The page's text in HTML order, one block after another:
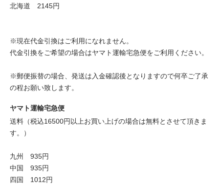
北海道 2145円
※現在代金引換はご利用になれません。
代金引換をご希望の場合はヤマト運輸宅急便をご利用ください。
※郵便振替の場合、発送は入金確認後となりますので何卒ご了承
の程お願い致します。
ヤマト運輸宅急便
送料（税込16500円以上お買い上げの場合は無料とさせて頂きま
す。）
九州 935円
中国 935円
四国 1012円